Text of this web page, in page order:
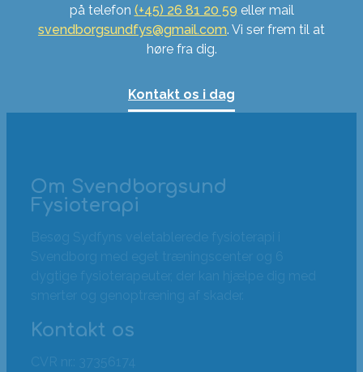
på telefon (+45) 26 81 20 59 eller mail
svendborgsundfys@gmail.com. Vi ser frem til at
høre fra dig.
Kontakt os i dag
Om Svendborgsund
Fysioterapi
Besøg Sydfyns veletablerede fysioterapi i
Svendborg med eget træningscenter og 6
dygtige fysioterapeuter, der kan hjælpe dig med
smerter og genoptræning af skader.
Kontakt os
CVR nr.: 37356174